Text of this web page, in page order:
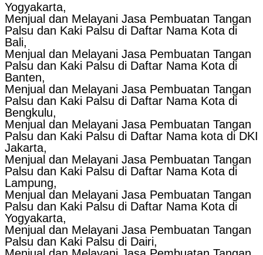
Yogyakarta,
Menjual dan Melayani Jasa Pembuatan Tangan
Palsu dan Kaki Palsu di Daftar Nama Kota di
Bali,
Menjual dan Melayani Jasa Pembuatan Tangan
Palsu dan Kaki Palsu di Daftar Nama Kota di
Banten,
Menjual dan Melayani Jasa Pembuatan Tangan
Palsu dan Kaki Palsu di Daftar Nama Kota di
Bengkulu,
Menjual dan Melayani Jasa Pembuatan Tangan
Palsu dan Kaki Palsu di Daftar Nama kota di DKI
Jakarta,
Menjual dan Melayani Jasa Pembuatan Tangan
Palsu dan Kaki Palsu di Daftar Nama Kota di
Lampung,
Menjual dan Melayani Jasa Pembuatan Tangan
Palsu dan Kaki Palsu di Daftar Nama Kota di
Yogyakarta,
Menjual dan Melayani Jasa Pembuatan Tangan
Palsu dan Kaki Palsu di Dairi,